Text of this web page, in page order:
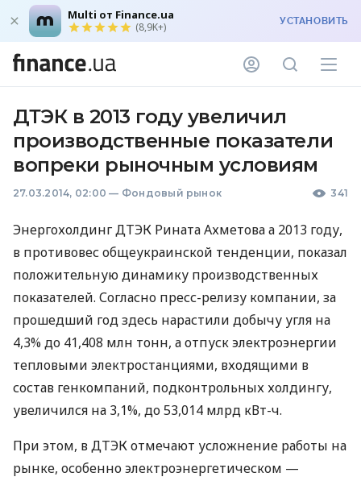
Multi от Finance.ua
(8,9K+) УСТАНОВИТЬ
ДТЭК в 2013 году увеличил
производственные показатели
вопреки рыночным условиям
27.03.2014, 02:00 — Фондовый рынок 341
ЭнергохолдингДТЭК Рината Ахметова а 2013 году,
в противовес общеукраинской тенденции, показал
положительную динамику производственных
показателей. Согласно пресс-релизу компании, за
прошедший год здесь нарастили добычу угля на
4,3% до 41,408 млн тонн, а отпуск электроэнергии
тепловыми электростанциями, входящими в
состав генкомпаний, подконтрольных холдингу,
увеличился на 3,1%, до 53,014 млрд кВт-ч.
При этом, вДТЭКотмечают усложнение работы на
рынке, особенно электроэнергетическом —